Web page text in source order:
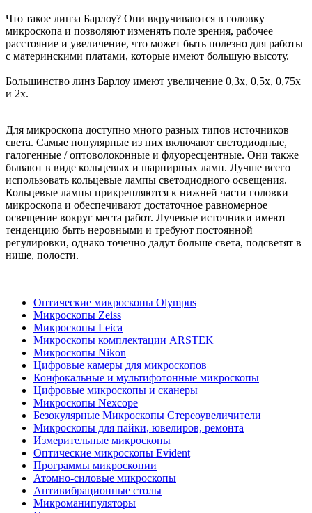
Что такое линза Барлоу? Они вкручиваются в головку
микроскопа и позволяют изменять поле зрения, рабочее
расстояние и увеличение, что может быть полезно для работы
с материнскими платами, которые имеют большую высоту.
Большинство линз Барлоу имеют увеличение 0,3x, 0,5x, 0,75x
и 2x.
Для микроскопа доступно много разных типов источников
света. Самые популярные из них включают светодиодные,
галогенные / оптоволоконные и флуоресцентные. Они также
бывают в виде кольцевых и шарнирных ламп. Лучше всего
использовать кольцевые лампы светодиодного освещения.
Кольцевые лампы прикрепляются к нижней части головки
микроскопа и обеспечивают достаточное равномерное
освещение вокруг места работ. Лучевые источники имеют
тенденцию быть неровными и требуют постоянной
регулировки, однако точечно дадут больше света, подсветят в
нише, полости.
Оптические микроскопы Olympus
Микроскопы Zeiss
Микроскопы Leica
Микроскопы комплектации ARSTEK
Микроскопы Nikon
Цифровые камеры для микроскопов
Конфокальные и мультифотонные микроскопы
Цифровые микроскопы и сканеры
Микроскопы Nexcope
Безокулярные Микроскопы Стереоувеличители
Микроскопы для пайки, ювелиров, ремонта
Измерительные микроскопы
Оптические микроскопы Evident
Программы микроскопии
Атомно-силовые микроскопы
Антивибрационные столы
Микроманипуляторы